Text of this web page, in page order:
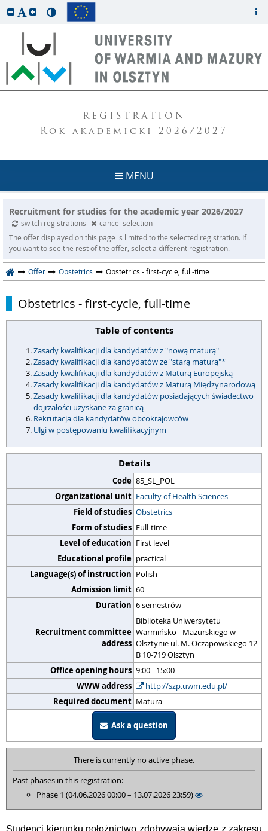
REGISTRATION
Rok akademicki 2026/2027
MENU
Recruitment for studies for the academic year 2026/2027
switch registrations
cancel selection
The offer displayed on this page is limited to the selected registration. If
you want to see the rest of the offer, select a different registration.
Offer Obstetrics Obstetrics - first-cycle, full-time
Obstetrics - first-cycle, full-time
Table of contents
Zasady kwalifikacji dla kandydatów z "nową maturą"
Zasady kwalifikacji dla kandydatów ze "starą maturą"*
Zasady kwalifikacji dla kandydatów z Maturą Europejską
Zasady kwalifikacji dla kandydatów z Maturą Międzynarodową
Zasady kwalifikacji dla kandydatów posiadających świadectwo
dojrzałości uzyskane za granicą
Rekrutacja dla kandydatów obcokrajowców
Ulgi w postępowaniu kwalifikacyjnym
Details
Code 85_SL_POL
Organizational unit Faculty of Health Sciences
Field of studies Obstetrics
Form of studies Full-time
Level of education First level
Educational profile practical
Language(s) of instruction Polish
Admission limit 60
Duration 6 semestrów
Recruitment committee
address
Biblioteka Uniwersytetu
Warmińsko - Mazurskiego w
Olsztynie ul. M. Oczapowskiego 12
B 10-719 Olsztyn
Office opening hours 9:00 - 15:00
WWW address
http://szp.uwm.edu.pl/
Required document Matura
Ask a question
There is currently no active phase.
Past phases in this registration:
Phase 1 (04.06.2026 00:00 – 13.07.2026 23:59)
Studenci kierunku położnictwo zdobywają wiedzę z zakresu